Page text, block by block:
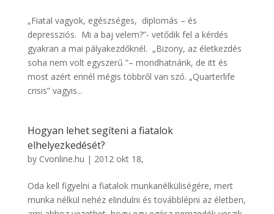
„Fiatal vagyok, egészséges, diplomás – és
depressziós. Mi a baj velem?”- vetődik fel a kérdés
gyakran a mai pályakezdőknél. „Bizony, az életkezdés
soha nem volt egyszerű ”– mondhatnánk, de itt és
most azért ennél mégis többről van szó. „Quarterlife
crisis” vagyis...
Hogyan lehet segíteni a fiatalok
elhelyezkedését?
by Cvonline.hu | 2012 okt 18,
Oda kell figyelni a fiatalok munkanélküliségére, mert
munka nélkül nehéz elindulni és továbblépni az életben,